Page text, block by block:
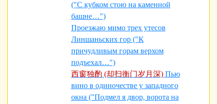
("С кубком стою на каменной
башне…")
Проезжаю мимо трех утесов
Линшаньских гор ("К
причудливым горам верхом
подъехал…")
西窗独酌 (却扫衡门岁月深) Пью
вино в одиночестве у западного
окна ("Подмел я двор, ворота на